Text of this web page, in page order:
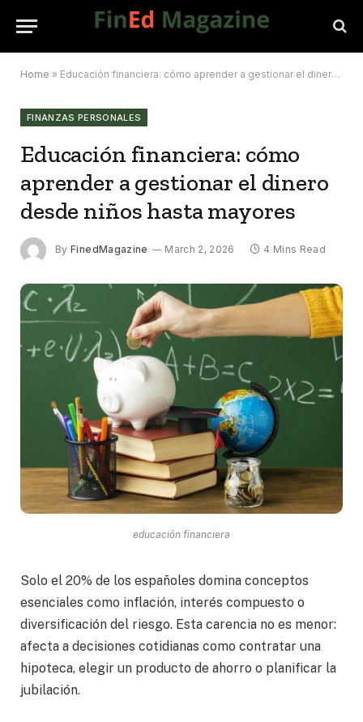
Home » Educación financiera: cómo aprender a gestionar el dinero desde niños hasta mayores
FINANZAS PERSONALES
Educación financiera: cómo
aprender a gestionar el dinero
desde niños hasta mayores
By FinedMagazine March 2, 2026 4 Mins Read
educación financiera
Solo el 20% de los españoles domina conceptos
esenciales como inflación, interés compuesto o
diversificación del riesgo. Esta carencia no es menor:
afecta a decisiones cotidianas como contratar una
hipoteca, elegir un producto de ahorro o planificar la
jubilación.